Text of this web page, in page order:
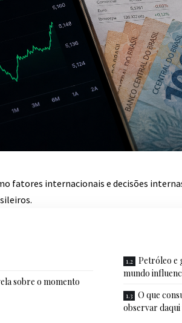
fatores internacionais e decisões
sobre o momento
Petróleo e
mundo
O que
observar